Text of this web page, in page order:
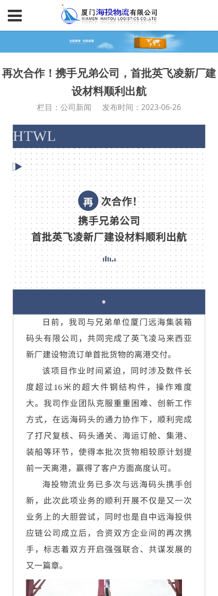
再次合作！携手兄弟公司，首批英飞凌新厂建
设材料顺利出航
栏目：公司新闻 发布时间：2023-06-26